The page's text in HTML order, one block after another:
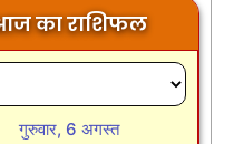
का राशिफल
गुरुवार, 6 अगस्त